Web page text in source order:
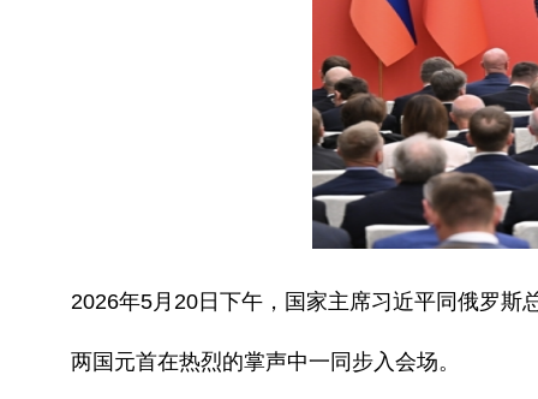
2026年5月20日下午，国家主席习近平同俄罗斯
两国元首在热烈的掌声中一同步入会场。